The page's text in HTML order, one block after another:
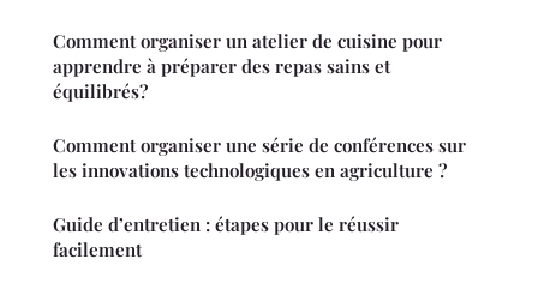
Comment organiser un atelier de cuisine pour
apprendre à préparer des repas sains et
équilibrés?
Comment organiser une série de conférences sur
les innovations technologiques en agriculture ?
Guide d’entretien : étapes pour le réussir
facilement